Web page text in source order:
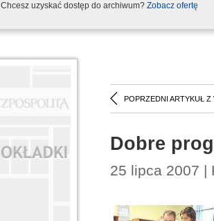
Chcesz uzyskać dostęp do archiwum? Zobacz ofertę
POPRZEDNI ARTYKUŁ Z
Dobre
25 lipca 2007 |